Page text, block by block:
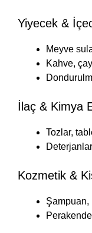
Yiyecek &
Meyve
Kahve,
İlaç & Kimya
Tozlar,
Kozmetik &
Şampuan,